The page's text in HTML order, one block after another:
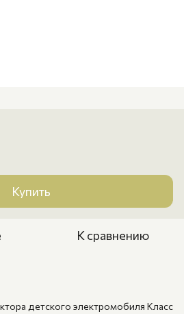
Купить
К сравнению
детского электромобиля Класс